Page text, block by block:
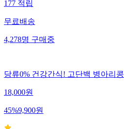
177적립
무료배송
4,278명구매중
당류0% 건강간식! 고단백 병아리
18,000원
45%9,900원